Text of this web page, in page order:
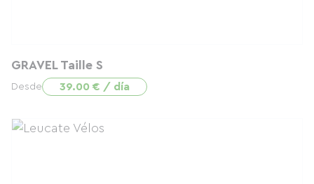
GRAVEL Taille S
Desde 39.00 € / día